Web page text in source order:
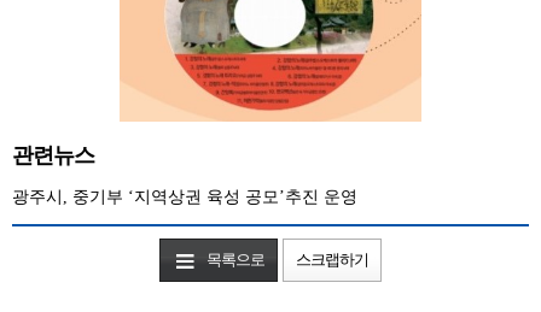
관련뉴스
광주시, 중기부 ‘지역상권 육성 공모’추진 운영
목록으로 스크랩하기